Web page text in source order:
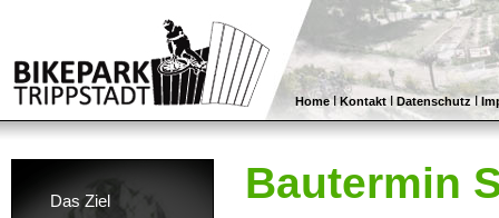
HomeIKontakt DatenschutzI
Das Ziel
Bautermin